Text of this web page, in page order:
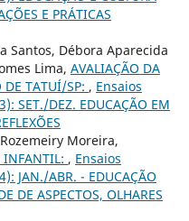
E PRÁTICAS
Santos, Débora Aparecida
Lima, AVALIAÇÃO DA
TATUÍ/SP: , Ensaios
SET./DEZ. EDUCAÇÃO EM
Moreira,
INFANTIL: , Ensaios
JAN./ABR. - EDUCAÇÃO
DE ASPECTOS, OLHARES